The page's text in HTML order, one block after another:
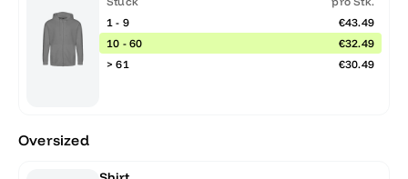
1 - 9
€43.49
10 - 60
€32.49
> 61
€30.49
Oversized